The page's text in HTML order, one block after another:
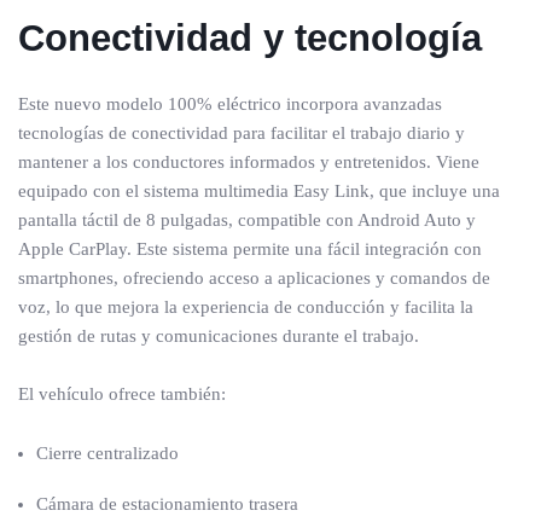
Conectividad y tecnología
Este nuevo modelo 100% eléctrico incorpora avanzadas
tecnologías de conectividad para facilitar el trabajo diario y
mantener a los conductores informados y entretenidos. Viene
equipado con el sistema multimedia Easy Link, que incluye una
pantalla táctil de 8 pulgadas, compatible con Android Auto y
Apple CarPlay. Este sistema permite una fácil integración con
smartphones, ofreciendo acceso a aplicaciones y comandos de
voz, lo que mejora la experiencia de conducción y facilita la
gestión de rutas y comunicaciones durante el trabajo.
El vehículo ofrece también:
Cierre centralizado
Cámara de estacionamiento trasera